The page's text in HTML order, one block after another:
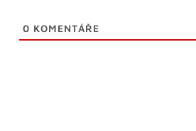
0 KOMENTÁŘE